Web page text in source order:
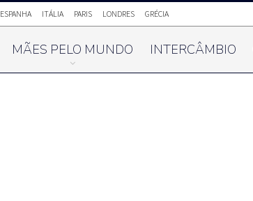
ESPANHA ITÁLIA PARIS LONDRES GRÉCIA
MÃES PELO MUNDO INTERCÂMBIO